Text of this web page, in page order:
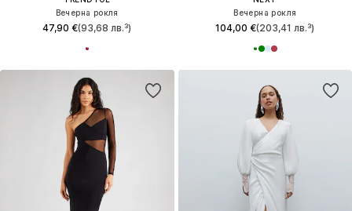
Вечерна рокля
47,90 €(93,68 лв.³)
Вечерна рокля
104,00 €(203,41 лв.³)